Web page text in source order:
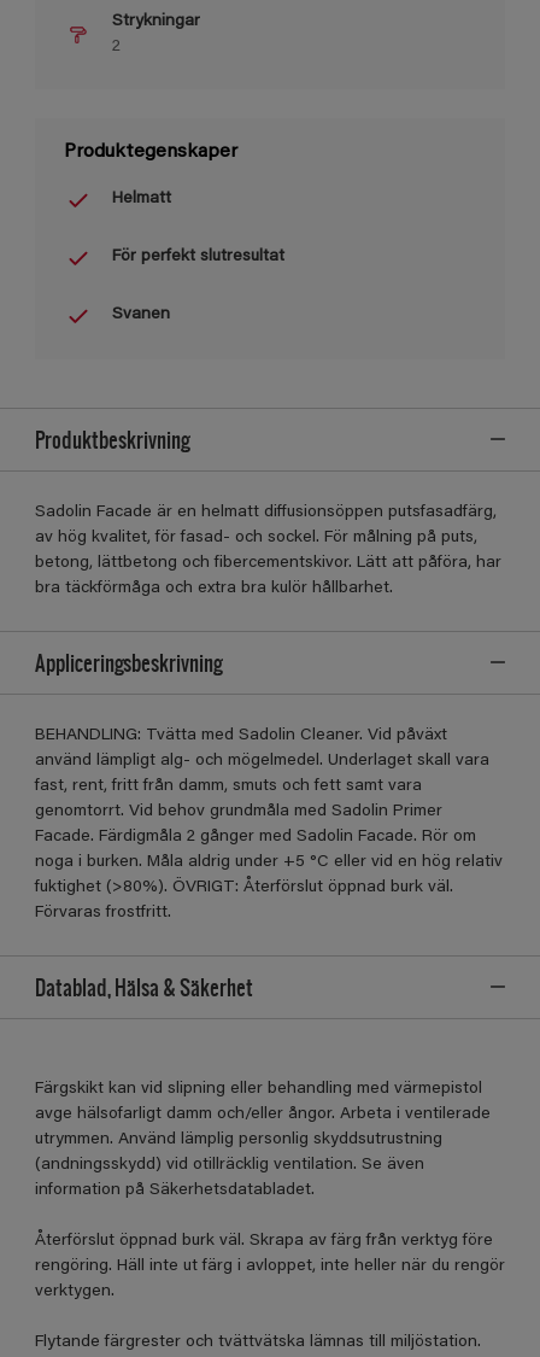
Strykningar
2
Produktegenskaper
Helmatt
För perfekt slutresultat
Svanen
Produktbeskrivning
Sadolin Facade är en helmatt diffusionsöppen putsfasadfärg,
av hög kvalitet, för fasad- och sockel. För målning på puts,
betong, lättbetong och ﬁbercementskivor. Lätt att påföra, har
bra täckförmåga och extra bra kulör hållbarhet.
Appliceringsbeskrivning
BEHANDLING: Tvätta med Sadolin Cleaner. Vid påväxt
använd lämpligt alg- och mögelmedel. Underlaget skall vara
fast, rent, fritt från damm, smuts och fett samt vara
genomtorrt. Vid behov grundmåla med Sadolin Primer
Facade. Färdigmåla 2 gånger med Sadolin Facade. Rör om
noga i burken. Måla aldrig under +5 °C eller vid en hög relativ
fuktighet (>80%). ÖVRIGT: Återförslut öppnad burk väl.
Förvaras frostfritt.
Datablad, Hälsa & Säkerhet
Färgskikt kan vid slipning eller behandling med värmepistol
avge hälsofarligt damm och/eller ångor. Arbeta i ventilerade
utrymmen. Använd lämplig personlig skyddsutrustning
(andningsskydd) vid otillräcklig ventilation. Se även
information på Säkerhetsdatabladet.
Återförslut öppnad burk väl. Skrapa av färg från verktyg före
rengöring. Häll inte ut färg i avloppet, inte heller när du rengör
verktygen.
Flytande färgrester och tvättvätska lämnas till miljöstation.